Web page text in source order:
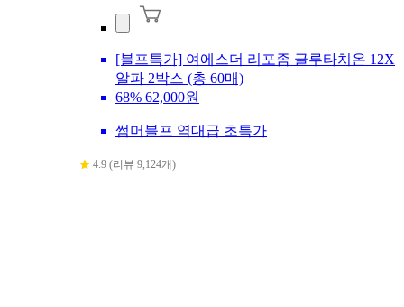
[블프특가] 여에스더 리포좀 글루타치온 12X
알파 2박스 (총 60매)
68% 62,000원
썸머블프 역대급 초특가
4.9 (리뷰 9,124개)